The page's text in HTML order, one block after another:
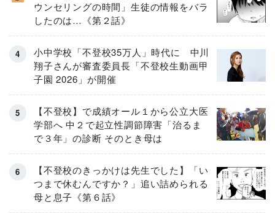
ウンセリングの時間」生徒の情報をバラ
したのは…《第２話》
小中学校「不登校35万人」時代に 中川
翔子さんが審査委員長「不登校生動画甲
子園 2026」が開催
【不登校】で成績オール１から公立大医
学部へ 中２で起立性調節障害「治るま
で３年」の診断 そのとき母は
【不登校のきっかけは先生でした】「い
つまで休むんですか？」追い詰められる
母と息子《第６話》